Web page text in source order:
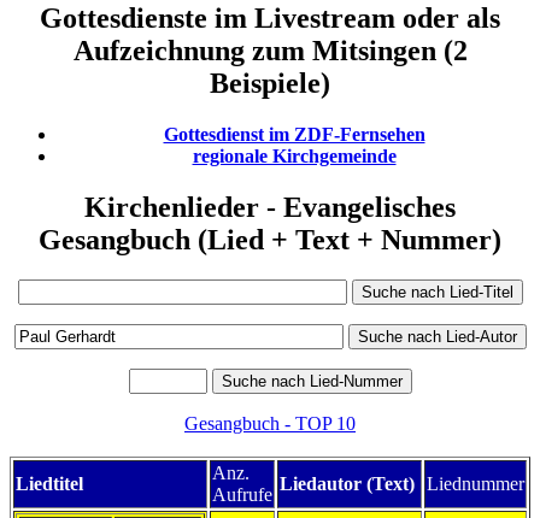
Gottesdienste im Livestream oder als
Aufzeichnung zum Mitsingen (2
Beispiele)
Gottesdienst im ZDF-Fernsehen
regionale Kirchgemeinde
Kirchenlieder - Evangelisches
Gesangbuch (Lied + Text + Nummer)
Gesangbuch - TOP 10
Liedtitel
Anz.
Aufrufe
Liedautor (Text) Liednummer